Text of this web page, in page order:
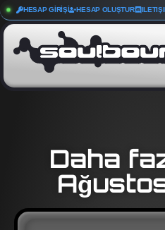
HESAP GIRIŞI HESAP OLUŞTUR
Daha